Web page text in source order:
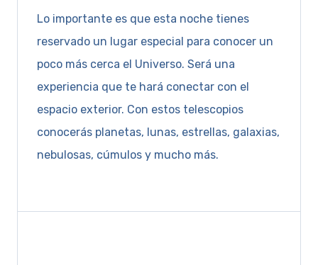
Lo importante es que esta noche tienes
reservado un lugar especial para conocer un
poco más cerca el Universo. Será una
experiencia que te hará conectar con el
espacio exterior. Con estos telescopios
conocerás planetas, lunas, estrellas, galaxias,
nebulosas, cúmulos y mucho más.